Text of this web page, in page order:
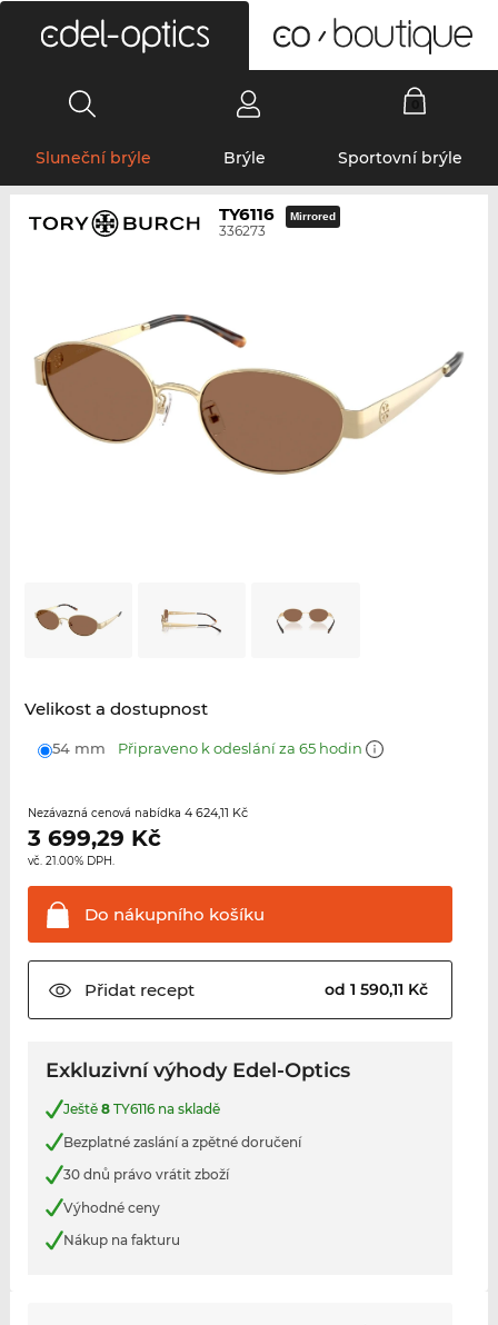
Sluneční brýle Brýle Sportovní brýle
TY6116
336273
Mirrored
Velikost a dostupnost
54 mm Připraveno k odeslání za 65 hodin
Nezávazná cenová nabídka 4 624,11 Kč
3 699,29 Kč
vč. 21.00% DPH.
Do nákupního košíku
Přidatrecept od 1 590,11 Kč
Exkluzivní výhody Edel-Optics
Ještě 8TY6116 na skladě
Bezplatné zaslání a zpětné doručení
30 dnů právo vrátit zboží
Výhodné ceny
Nákup na fakturu